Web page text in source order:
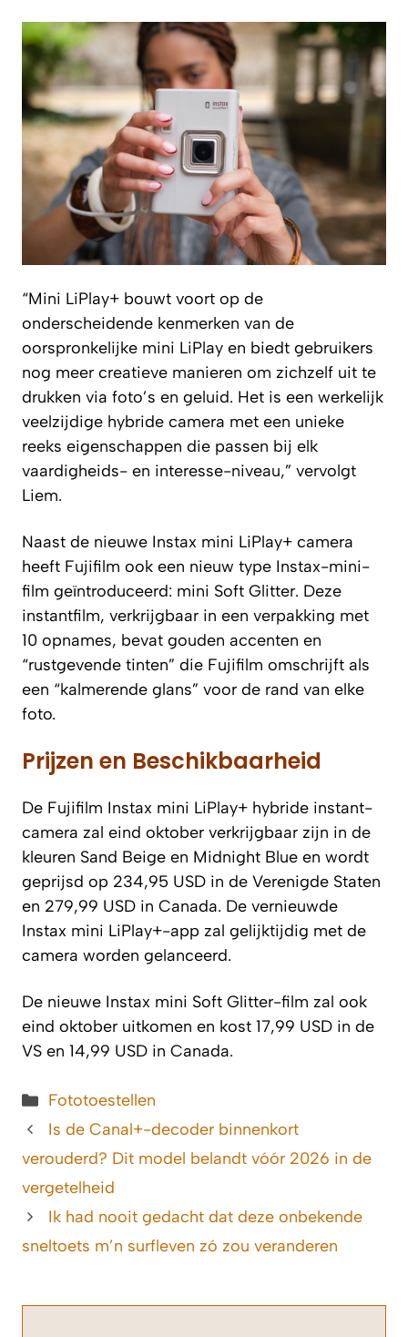
“Mini LiPlay+ bouwt voort op de
onderscheidende kenmerken van de
oorspronkelijke mini LiPlay en biedt gebruikers
nog meer creatieve manieren om zichzelf uit te
drukken via foto’s en geluid. Het is een werkelijk
veelzijdige hybride camera met een unieke
reeks eigenschappen die passen bij elk
vaardigheids- en interesse-niveau,” vervolgt
Liem.
Naast de nieuwe Instax mini LiPlay+ camera
heeft Fujifilm ook een nieuw type Instax-mini-
film geïntroduceerd: mini Soft Glitter. Deze
instantfilm, verkrijgbaar in een verpakking met
10 opnames, bevat gouden accenten en
“rustgevende tinten” die Fujifilm omschrijft als
een “kalmerende glans” voor de rand van elke
foto.
Prijzen en Beschikbaarheid
De Fujifilm Instax mini LiPlay+ hybride instant-
camera zal eind oktober verkrijgbaar zijn in de
kleuren Sand Beige en Midnight Blue en wordt
geprijsd op 234,95 USD in de Verenigde Staten
en 279,99 USD in Canada. De vernieuwde
Instax mini LiPlay+-app zal gelijktijdig met de
camera worden gelanceerd.
De nieuwe Instax mini Soft Glitter-film zal ook
eind oktober uitkomen en kost 17,99 USD in de
VS en 14,99 USD in Canada.
Categorieën
Fototoestellen
Is de Canal+-decoder binnenkort
verouderd? Dit model belandt vóór 2026 in de
vergetelheid
Ik had nooit gedacht dat deze onbekende
sneltoets m’n surfleven zó zou veranderen